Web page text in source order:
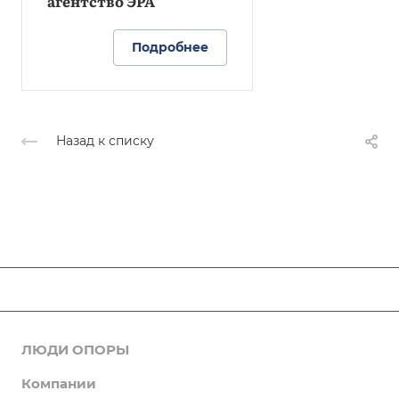
Подробнее
Назад к списку
ЛЮДИ ОПОРЫ
Новости
Компании